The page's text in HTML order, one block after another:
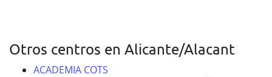
Otros centros en Alicante/Alacant
ACADEMIA COTS